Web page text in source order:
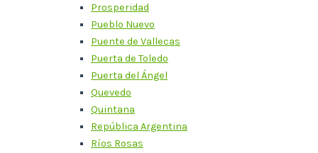
Prosperidad
Pueblo Nuevo
Puente de Vallecas
Puerta de Toledo
Puerta del Ángel
Quevedo
Quintana
República Argentina
Ríos Rosas